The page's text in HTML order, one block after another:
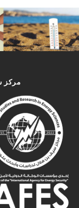
مركز